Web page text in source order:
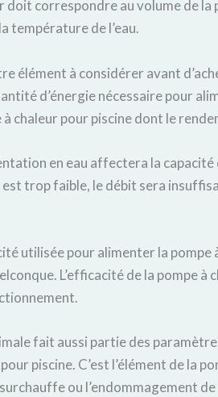
doit correspondre au volume de
température de l’eau.
élément à considérer avant
d’énergie nécessaire pour
à chaleur pour piscine dont le
en eau affectera la
est trop faible, le débit sera
utilisée pour alimenter la
L’efficacité de la pompe
fait aussi partie des
piscine. C’est l’élément de la
ou l’endommagement de